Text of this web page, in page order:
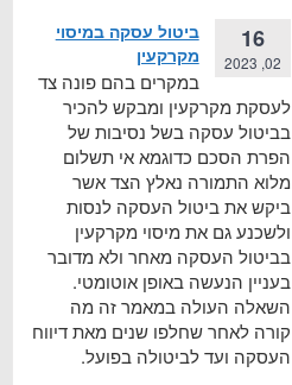
16
02, 2023
ביטול עסקה במיסוי
מקרקעין
במקרים בהם פונה צד
לעסקת מקרקעין ומבקש להכיר
בביטול עסקה בשל נסיבות של
הפרת הסכם כדוגמא אי תשלום
מלוא התמורה נאלץ הצד אשר
ביקש את ביטול העסקה לנסות
ולשכנע גם את מיסוי מקרקעין
בביטול העסקה מאחר ולא מדובר
בעניין הנעשה באופן אוטומטי.
השאלה העולה במאמר זה מה
קורה לאחר שחלפו שנים מאת דיווח
העסקה ועד לביטולה בפועל.